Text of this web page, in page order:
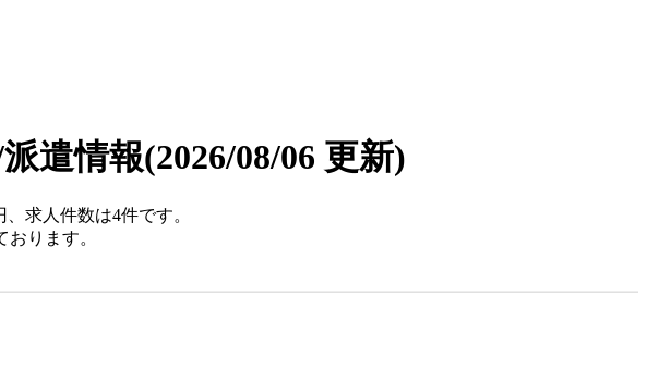
遣情報(2026/08/06 更新)
求人件数は4件です。
ります。